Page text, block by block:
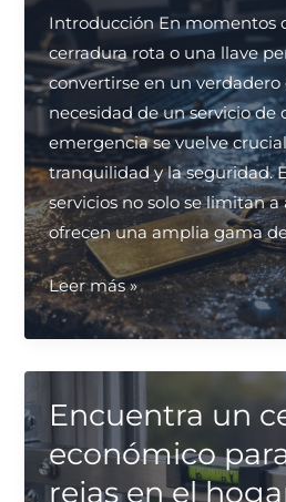
Joan
Despí?
Introducción En momentos
cerradura rota o una llave
convertirse en un verdadero
necesidad de un servicio de
emergencia se vuelve
tranquilidad y la seguridad.
servicios no solo se limitan
ofrecen una amplia gama
¿Qué
servicio
de
cerrajería
es
más
rápido
Leer más »
Encuentra un
económico
rejas en el